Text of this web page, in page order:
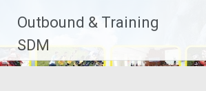
konten
Outbound & Training
SDM